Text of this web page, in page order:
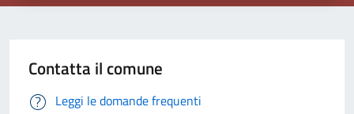
Contatta il comune
Leggi le domande frequenti